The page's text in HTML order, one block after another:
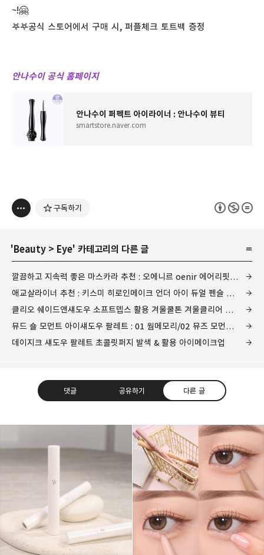
~!🤗
𖤐𖤐공식 스토어에서 구매 시, 퍼플체크 토트백 증정
안나수이 공식 홈페이지
안나수이 퍼펙트 아이라이너 : 안나수이 뷰티
smartstore.naver.com
구독하기
'Beauty > Eye' 카테고리의 다른 글
깔끔하고 지속력 좋은 마스카라 추천 : 오에니르 oenir 에어리핏 마스카라&픽서
애교살라이너 추천 : 키스미 히로인메이크 언더 아이 듀얼 펜슬 라이너
클리오 쉐이드앤섀도우 소프트뎁스 활용 겨울쿨톤 겨울클리어 머츄어 로즈브라운 가을메이크업(+쉬폰블러틴트 7호 모브포유)
뮤드 숄 모먼트 아이섀도우 팔레트 : 01 웜메모리/02 뮤즈 모먼트 비교 활용 아이메이크업
데이지크 섀도우 팔레트 초콜릿퍼지 발색 & 활용 아이메이크업
댓글 공유하기 다른 글
그녀는 예뻤다
몸도 마음도 모두 예뻐지기 위한 그녀의 영혼을 갈아만든
구독하기
라인 트위터